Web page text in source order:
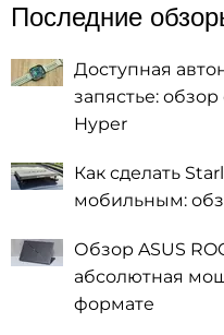
Последние
Доступная
запястье:
Hyper
Как сделать
мобильным:
Обзор ASUS
абсолютная
формате